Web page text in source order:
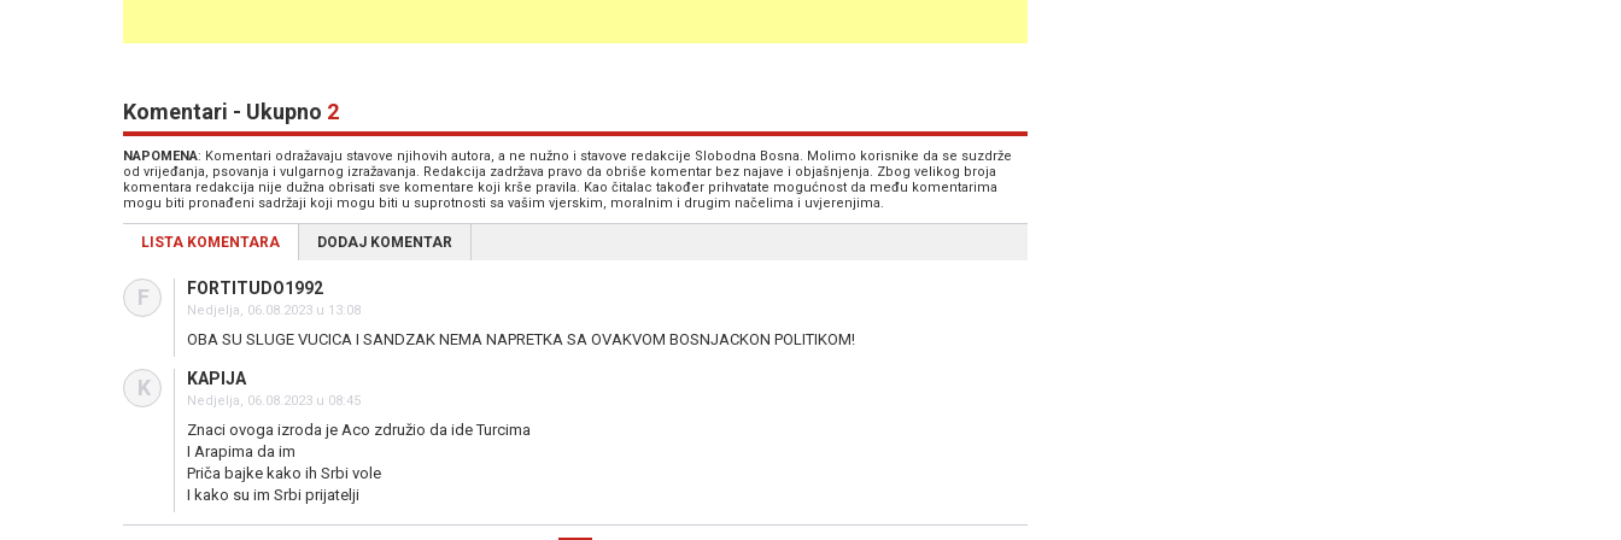
Komentari - Ukupno 2
NAPOMENA: Komentari odražavaju stavove njihovih autora, a ne nužno i stavove redakcije Slobodna Bosna. Molimo korisnike da se suzdrže
od vrijeđanja, psovanja i vulgarnog izražavanja. Redakcija zadržava pravo da obriše komentar bez najave i objašnjenja. Zbog velikog broja
komentara redakcija nije dužna obrisati sve komentare koji krše pravila. Kao čitalac također prihvatate mogućnost da među komentarima
mogu biti pronađeni sadržaji koji mogu biti u suprotnosti sa vašim vjerskim, moralnim i drugim načelima i uvjerenjima.
LISTA KOMENTARA DODAJ KOMENTAR
F FORTITUDO1992
Nedjelja, 06.08.2023 u 13:08
OBA SU SLUGE VUCICA I SANDZAK NEMA NAPRETKA SA OVAKVOM BOSNJACKON POLITIKOM!
K KAPIJA
Nedjelja, 06.08.2023 u 08:45
Znaci ovoga izroda je Aco združio da ide Turcima
I Arapima da im
Priča bajke kako ih Srbi vole
I kako su im Srbi prijatelji